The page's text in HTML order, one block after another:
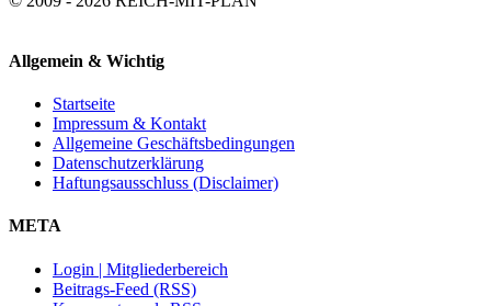
Allgemein & Wichtig
Startseite
Impressum & Kontakt
Allgemeine Geschäftsbedingungen
Datenschutzerklärung
Haftungsausschluss (Disclaimer)
META
Login | Mitgliederbereich
Beitrags-Feed (RSS)